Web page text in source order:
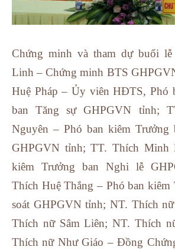
Chứng minh và tham dự buổi
Linh – Chứng minh BTS
Huệ Pháp – Ủy viên HĐTS, Phó
ban Tăng sự GHPGVN tỉnh;
Nguyên – Phó ban kiêm Trưởng
GHPGVN tỉnh; TT. Thích Minh
kiêm Trưởng ban Nghi lễ
Thích Huệ Thắng – Phó ban kiêm
soát GHPGVN tỉnh; NT. Thích
Thích nữ Sâm Liên; NT. Thích
Thích nữ Như Giáo – Đồng